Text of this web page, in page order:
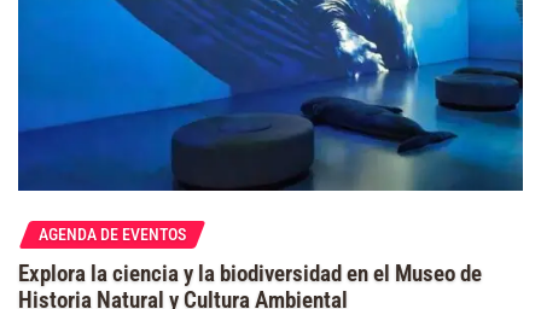
AGENDA DE EVENTOS
Explora la ciencia y la biodiversidad en el Museo de
Historia Natural y Cultura Ambiental